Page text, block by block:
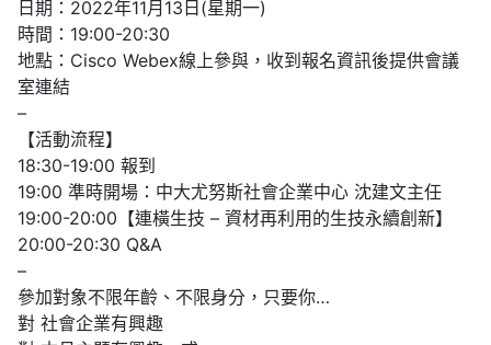
日期：2022年11月13日(星期一)
時間：19:00-20:30
地點：Cisco Webex線上參與，收到報名資訊後提供會議
室連結
–
【活動流程】
18:30-19:00 報到
19:00 準時開場：中大尤努斯社會企業中心 沈建文主任
19:00-20:00【連橫生技 – 資材再利用的生技永續創新】
20:00-20:30 Q&A
–
參加對象不限年齡、不限身分，只要你…
對 社會企業有興趣